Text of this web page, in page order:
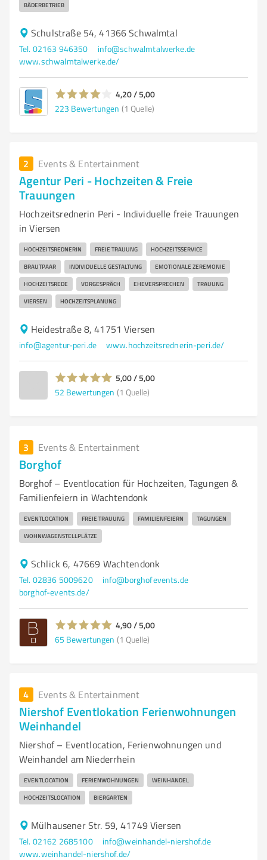
BÄDERBETRIEB
Schulstraße 54, 41366 Schwalmtal
Tel. 02163 946350
info@schwalmtalwerke.de
www.schwalmtalwerke.de/
4,20 / 5,00
223 Bewertungen (1 Quelle)
2 Events & Entertainment
Agentur Peri - Hochzeiten & Freie
Trauungen
Hochzeitsrednerin Peri - Individuelle freie Trauungen
in Viersen
HOCHZEITSREDNERIN FREIE TRAUUNG HOCHZEITSSERVICE
BRAUTPAAR INDIVIDUELLE GESTALTUNG EMOTIONALE ZEREMONIE
HOCHZEITSREDE VORGESPRÄCH EHEVERSPRECHEN TRAUUNG
VIERSEN HOCHZEITSPLANUNG
Heidestraße 8, 41751 Viersen
info@agentur-peri.de www.hochzeitsrednerin-peri.de/
5,00 / 5,00
52 Bewertungen (1 Quelle)
3 Events & Entertainment
Borghof
Borghof – Eventlocation für Hochzeiten, Tagungen &
Familienfeiern in Wachtendonk
EVENTLOCATION FREIE TRAUUNG FAMILIENFEIERN TAGUNGEN
WOHNWAGENSTELLPLÄTZE
Schlick 6, 47669 Wachtendonk
Tel. 02836 5009620
info@borghofevents.de
borghof-events.de/
4,90 / 5,00
65 Bewertungen (1 Quelle)
4 Events & Entertainment
Niershof Eventlokation Ferienwohnungen
Weinhandel
Niershof – Eventlocation, Ferienwohnungen und
Weinhandel am Niederrhein
EVENTLOCATION FERIENWOHNUNGEN WEINHANDEL
HOCHZEITSLOCATION BIERGARTEN
Mülhausener Str. 59, 41749 Viersen
Tel. 02162 2685100
info@weinhandel-niershof.de
www.weinhandel-niershof.de/